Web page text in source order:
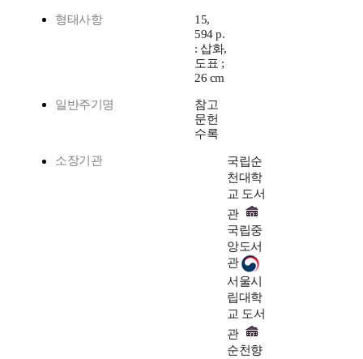
형태사항
15,
594 p.
: 삽화,
도표 ;
26 cm
일반주기명
참고
문헌
수록
소장기관
국립순
천대학
교 도서
관
국립중
앙도서
관
서울시
립대학
교 도서
관
순천향